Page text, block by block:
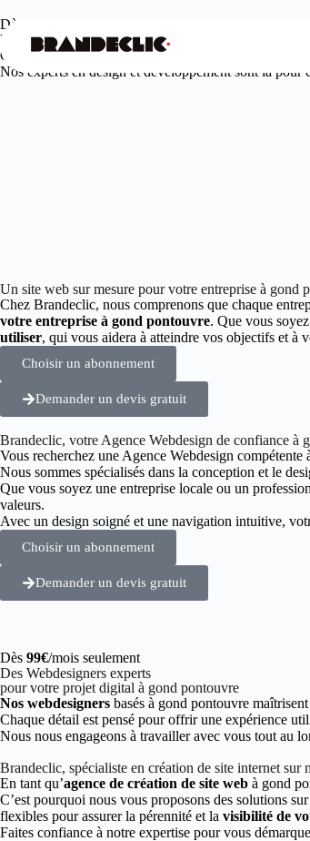
Dès
Votre agence web design à gond pontouvre
Offrez à votre entreprise une présence en ligne unique
Nos experts en design et développement sont là
Un site web sur mesure pour votre entreprise à gond
Chez Brandeclic, nous comprenons que chaque
votre entreprise à gond pontouvre. Que vous
utiliser, qui vous aidera à atteindre vos objectifs et à
Choisir un abonnement
Demander un devis gratuit
Brandeclic, votre Agence Webdesign de confiance à
Vous recherchez une Agence Webdesign compétente
Nous sommes spécialisés dans la conception et le
Que vous soyez une entreprise locale ou un
valeurs.
Avec un design soigné et une navigation intuitive,
Choisir un abonnement
Demander un devis gratuit
Dès 99€/mois seulement
Des Webdesigners experts
pour votre projet digital à gond pontouvre
Nos webdesigners basés à gond pontouvre
Chaque détail est pensé pour offrir une expérience
Nous nous engageons à travailler avec vous tout au
Brandeclic, spécialiste en création de site internet sur
En tant qu’agence de création de site web à gond
C’est pourquoi nous vous proposons des solutions
flexibles pour assurer la pérennité et la visibilité de
Faites confiance à notre expertise pour vous